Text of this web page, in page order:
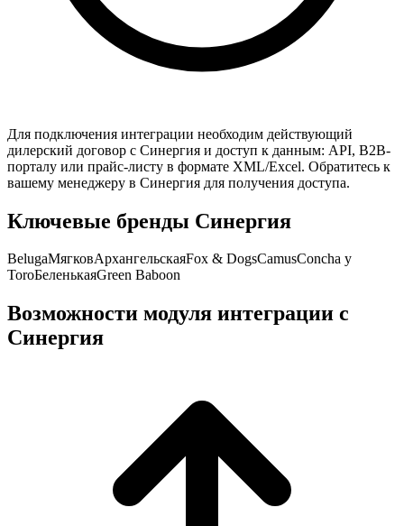
Для подключения интеграции необходим действующий
дилерский договор с Синергия и доступ к данным: API, B2B-
порталу или прайс-листу в формате XML/Excel. Обратитесь к
вашему менеджеру в Синергия для получения доступа.
Ключевые бренды Синергия
BelugaМягковАрхангельскаяFox & DogsCamusConcha y
ToroБеленькаяGreen Baboon
Возможности модуля интеграции с
Синергия